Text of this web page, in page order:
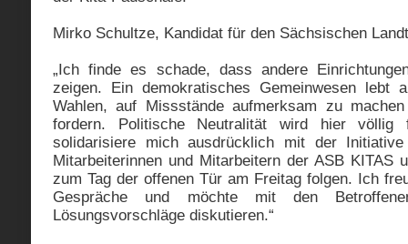
Mirko Schultze, Kandidat für den Sächsischen
„Ich finde es schade, dass andere
zeigen. Ein demokratisches Gemeinwesen lebt
Wahlen, auf Missstände aufmerksam zu
fordern. Politische Neutralität wird hier völlig
solidarisiere mich ausdrücklich mit der
Mitarbeiterinnen und Mitarbeitern der ASB KITAS
zum Tag der offenen Tür am Freitag folgen. Ich
Gespräche und möchte mit den
Lösungsvorschläge diskutieren.“